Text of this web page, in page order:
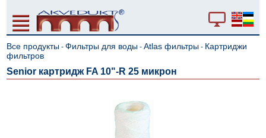
Все продукты -Фильтры для воды -Atlas фильтры - Картриджи
фильтров
Senior картридж FA 10"-R 25 микрон